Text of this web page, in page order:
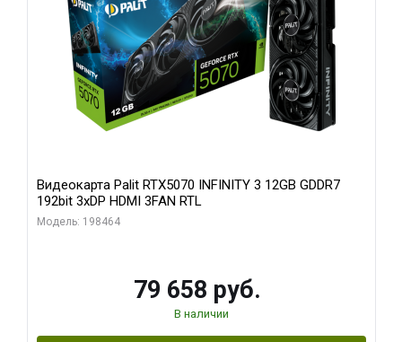
Видеокарта Palit RTX5070 INFINITY 3 12GB GDDR7
192bit 3xDP HDMI 3FAN RTL
Модель: 198464
79 658 руб.
В наличии